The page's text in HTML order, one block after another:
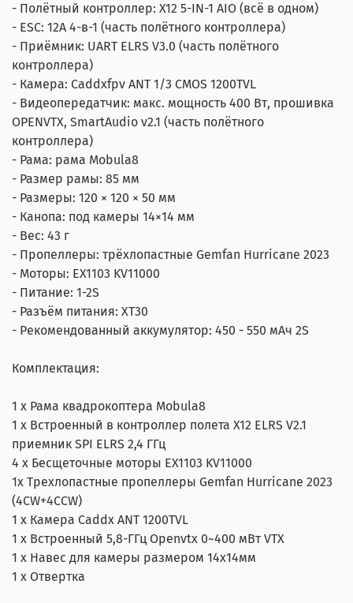
- Полётный контроллер: X12 5-IN-1 AIO (всё в одном)
- ESC: 12A 4-в-1 (часть полётного контроллера)
- Приёмник: UART ELRS V3.0 (часть полётного
контроллера)
- Камера: Caddxfpv ANT 1/3 CMOS 1200TVL
- Видеопередатчик: макс. мощность 400 Вт, прошивка
OPENVTX, SmartAudio v2.1 (часть полётного
контроллера)
- Рама: рама Mobula8
- Размер рамы: 85 мм
- Размеры: 120 × 120 × 50 мм
- Канопа: под камеры 14×14 мм
- Вес: 43 г
- Пропеллеры: трёхлопастные Gemfan Hurricane 2023
- Моторы: EX1103 KV11000
- Питание: 1-2S
- Разъём питания: XT30
- Рекомендованный аккумулятор: 450 - 550 мАч 2S
Комплектация:
1 х Рама квадрокоптера Mobula8
1 х Встроенный в контроллер полета X12 ELRS V2.1
приемник SPI ELRS 2,4 ГГц
4 х Бесщеточные моторы EX1103 KV11000
1х Трехлопастные пропеллеры Gemfan Hurricane 2023
(4CW+4CCW)
1 х Камера Caddx ANT 1200TVL
1 х Встроенный 5,8-ГГц Openvtx 0~400 мВт VTX
1 х Навес для камеры размером 14х14мм
1 х Отвертка